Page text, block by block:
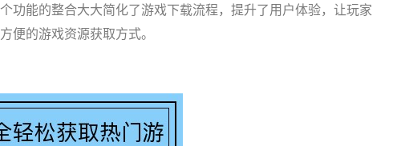
功能的整合大大简化了游戏下载流程，提升了用户体验，让玩家
便的游戏资源获取方式。